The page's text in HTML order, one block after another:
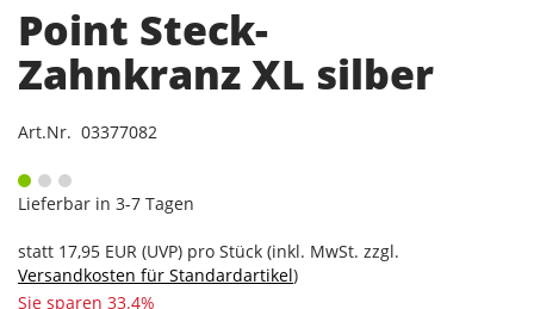
Point Steck-
Zahnkranz XL silber
Art.Nr. 03377082
Lieferbar in 3-7 Tagen
statt 17,95 EUR (UVP) pro Stück (inkl. MwSt. zzgl.
Versandkosten für Standardartikel)
Sie sparen 33.4%